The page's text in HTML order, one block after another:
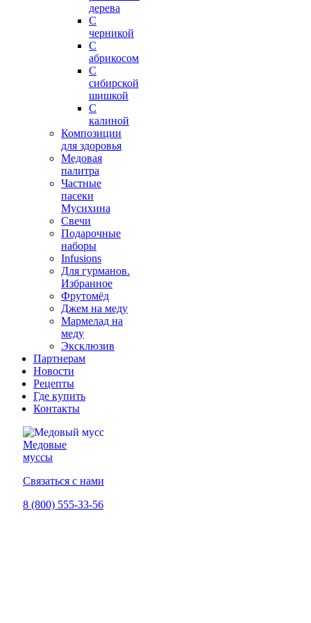
дерева
С
черникой
С
абрикосом
С
сибирской
шишкой
С
калиной
Композиции
для здоровья
Медовая
палитра
Частные
пасеки
Мусихина
Свечи
Подарочные
наборы
Infusions
Для гурманов.
Избранное
Фрутомёд
Джем на меду
Мармелад на
меду
Эксклюзив
Партнерам
Новости
Рецепты
Где купить
Контакты
Медовые
муссы
Связаться с нами
8 (800) 555-33-56